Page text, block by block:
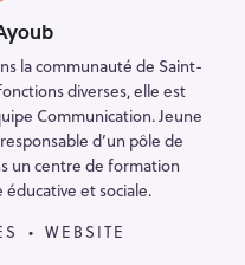
la communauté de Saint-
diverses, elle est
Communication. Jeune
d’un pôle de
un centre de formation
et sociale.
WEBSITE